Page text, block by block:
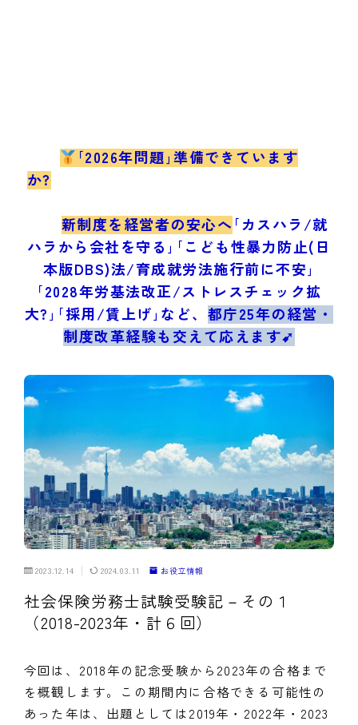
｢2026年問題｣準備できています
か?
新制度を経営者の安心へ ｢カスハラ/就
ハラから会社を守る｣｢こども性暴力防止(日
本版DBS)法/育成就労法施行前に不安｣
｢2028年労基法改正/ストレスチェック拡
大?｣｢採用/賃上げ｣など、 都庁25年の経営・
制度改革経験も交えて応えます➹
2023.12.14 2024.03.11 お役立情報
社会保険労務士試験受験記－その１
（2018-2023年・計６回）
今回は、2018年の記念受験から2023年の合格まで
を概観します。この期間内に合格できる可能性の
あった年は、出題としては2019年・2022年・2023